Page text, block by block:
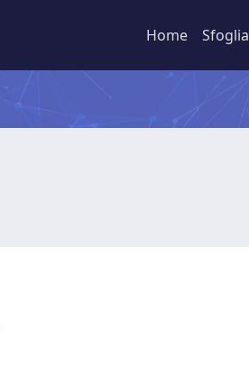
Home Sfoglia